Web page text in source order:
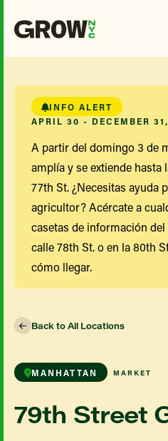
INFO ALERT
APRIL 30 - DECEMBER
A partir del domingo 3 de
amplía y se extiende hasta
77th St. ¿Necesitas ayuda
agricultor? Acércate a
casetas de información
calle 78th St. o en la 80th
cómo llegar.
Back to All Locations
MANHATTAN MARKET
79th Street